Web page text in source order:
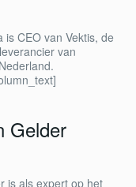
is CEO van Vektis, de
van
Gelder
is als expert op het